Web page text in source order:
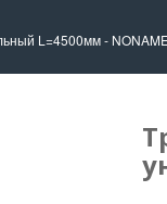
L=4500мм -